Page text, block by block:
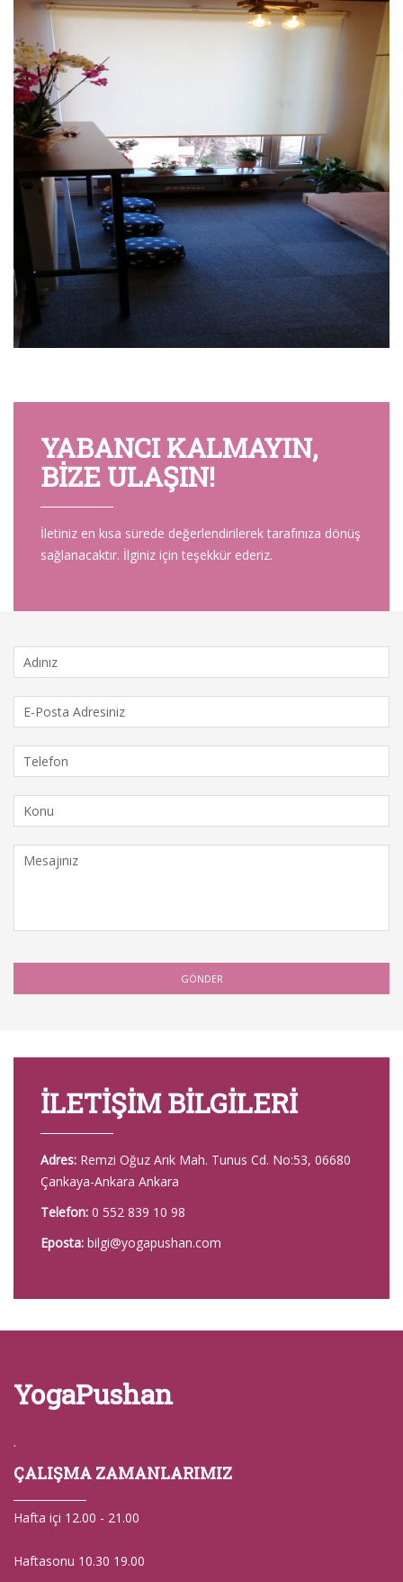
YABANCI KALMAYIN,
BIZE ULAŞIN!
İletiniz en kısa sürede değerlendirilerek tarafınıza dönüş
sağlanacaktır. İlginiz için teşekkür ederiz.
İLETİŞİM BİLGİLERİ
Adres: Remzi Oğuz Arık Mah. Tunus Cd. No:53, 06680
Çankaya-Ankara Ankara
Telefon: 0 552 839 10 98
Eposta: bilgi@yogapushan.com
YogaPushan
.
ÇALIŞMA ZAMANLARIMIZ
Hafta içi 12.00 - 21.00
Haftasonu 10.30 19.00